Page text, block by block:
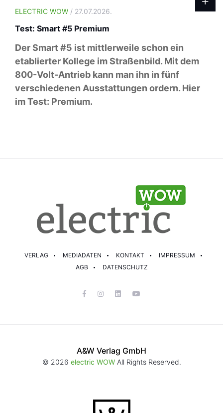
ELECTRIC WOW / 27.07.2026.
Test: Smart #5 Premium
Der Smart #5 ist mittlerweile schon ein
etablierter Kollege im Straßenbild. Mit dem
800-Volt-Antrieb kann man ihn in fünf
verschiedenen Ausstattungen ordern. Hier
im Test: Premium.
VERLAG MEDIADATEN KONTAKT
IMPRESSUM
AGB
DATENSCHUTZ
A&W Verlag GmbH
© 2026 electric WOWAll Rights Reserved.